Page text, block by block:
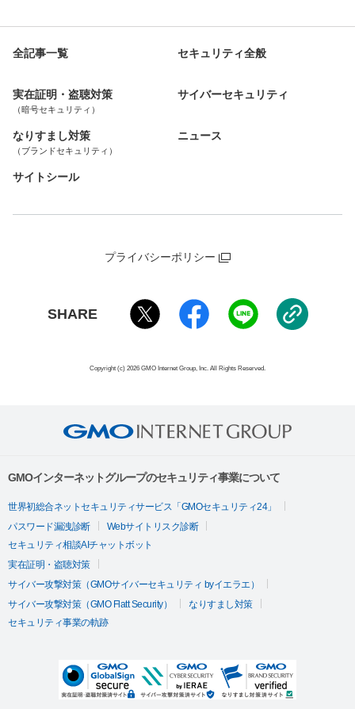
全記事一覧 セキュリティ全般
実在証明・盗聴対策
（暗号セキュリティ）
サイバーセキュリティ
なりすまし対策
（ブランドセキュリティ）
ニュース
サイトシール
プライバシーポリシー
SHARE
Copyright (c) 2026 GMO Internet Group, Inc. All Rights Reserved.
GMOインターネットグループのセキュリティ事業について
世界初総合ネットセキュリティサービス「GMOセキュリティ24」
パスワード漏洩診断
Webサイトリスク診断
セキュリティ相談AIチャットボット
実在証明・盗聴対策
サイバー攻撃対策（GMOサイバーセキュリティ byイエラエ）
サイバー攻撃対策（GMO Flatt Security）
なりすまし対策
セキュリティ事業の軌跡